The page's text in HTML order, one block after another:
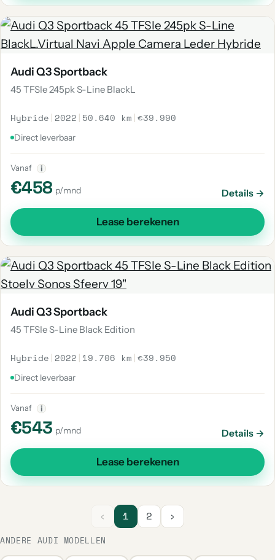
Audi Q3 Sportback
45 TFSIe 245pk S-Line BlackL
Hybride | 2022 | 50.640 km |€39.990
Direct leverbaar
Vanaf i
€458 p/mnd Details →
Lease berekenen
Audi Q3 Sportback
45 TFSIe S-Line Black Edition
Hybride | 2022 | 19.706 km |€39.950
Direct leverbaar
Vanaf i
€543 p/mnd Details →
Lease berekenen
‹ 1 2 ›
ANDERE AUDI MODELLEN